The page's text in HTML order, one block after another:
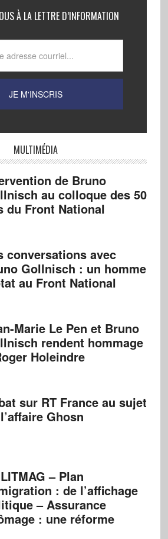
À LA LETTRE D’INFORMATION
MULTIMÉDIA
de Bruno
au colloque des 50
du Front National
conversations avec
Gollnisch : un homme
au Front National
Marie Le Pen et Bruno
rendent hommage
Holeindre
sur RT France au sujet
Ghosn
– Plan
: de l’affichage
– Assurance
: une réforme